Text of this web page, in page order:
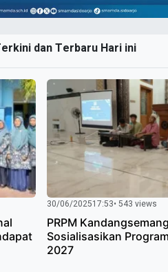
dan Terbaru Hari ini
30/06/202517:53• 543 views
PRPM
Sosialisasikan
2027